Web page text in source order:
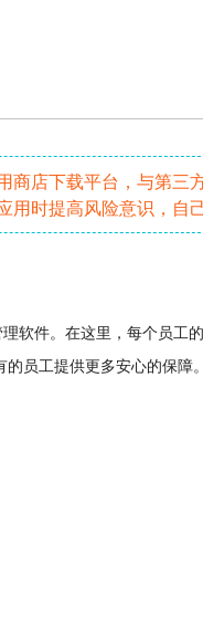
店下载平台，与第
时提高风险意识，自
软件。在这里，每个员工
员工提供更多安心的保障。